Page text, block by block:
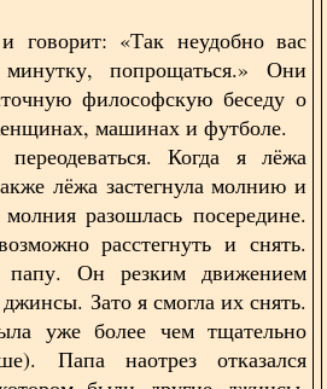
и говорит: «Так неудобно вас
попрощаться.» Они
философскую беседу о
машинах и футболе.
Когда я лёжа
лёжа застегнула молнию и
разошлась посередине.
расстегнуть и снять.
папу. Он резким движением
Зато я смогла их снять.
уже более чем тщательно
Папа наотрез отказался